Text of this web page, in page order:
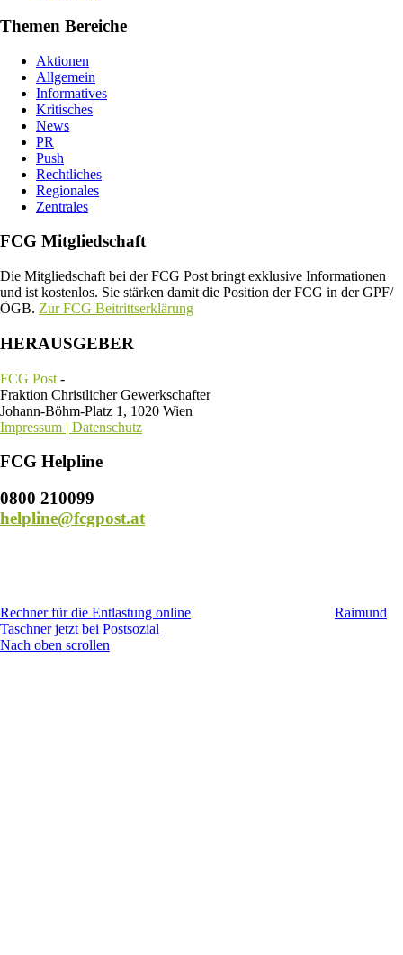
Themen Bereiche
Aktionen
Allgemein
Informatives
Kritisches
News
PR
Push
Rechtliches
Regionales
Zentrales
FCG Mitgliedschaft
Die Mitgliedschaft bei der FCG Post bringt exklusive Informationen
und ist kostenlos. Sie stärken damit die Position der FCG in der GPF/
ÖGB. Zur FCG Beitrittserklärung
HERAUSGEBER
FCG Post -
Fraktion Christlicher Gewerkschafter
Johann-Böhm-Platz 1, 1020 Wien
Impressum | Datenschutz
FCG Helpline
0800 210099
helpline@fcgpost.at
Rechner für die Entlastung online
Raimund
Taschner jetzt bei Postsozial
Nach oben scrollen